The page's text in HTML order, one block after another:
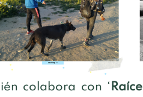
colabora con ‘